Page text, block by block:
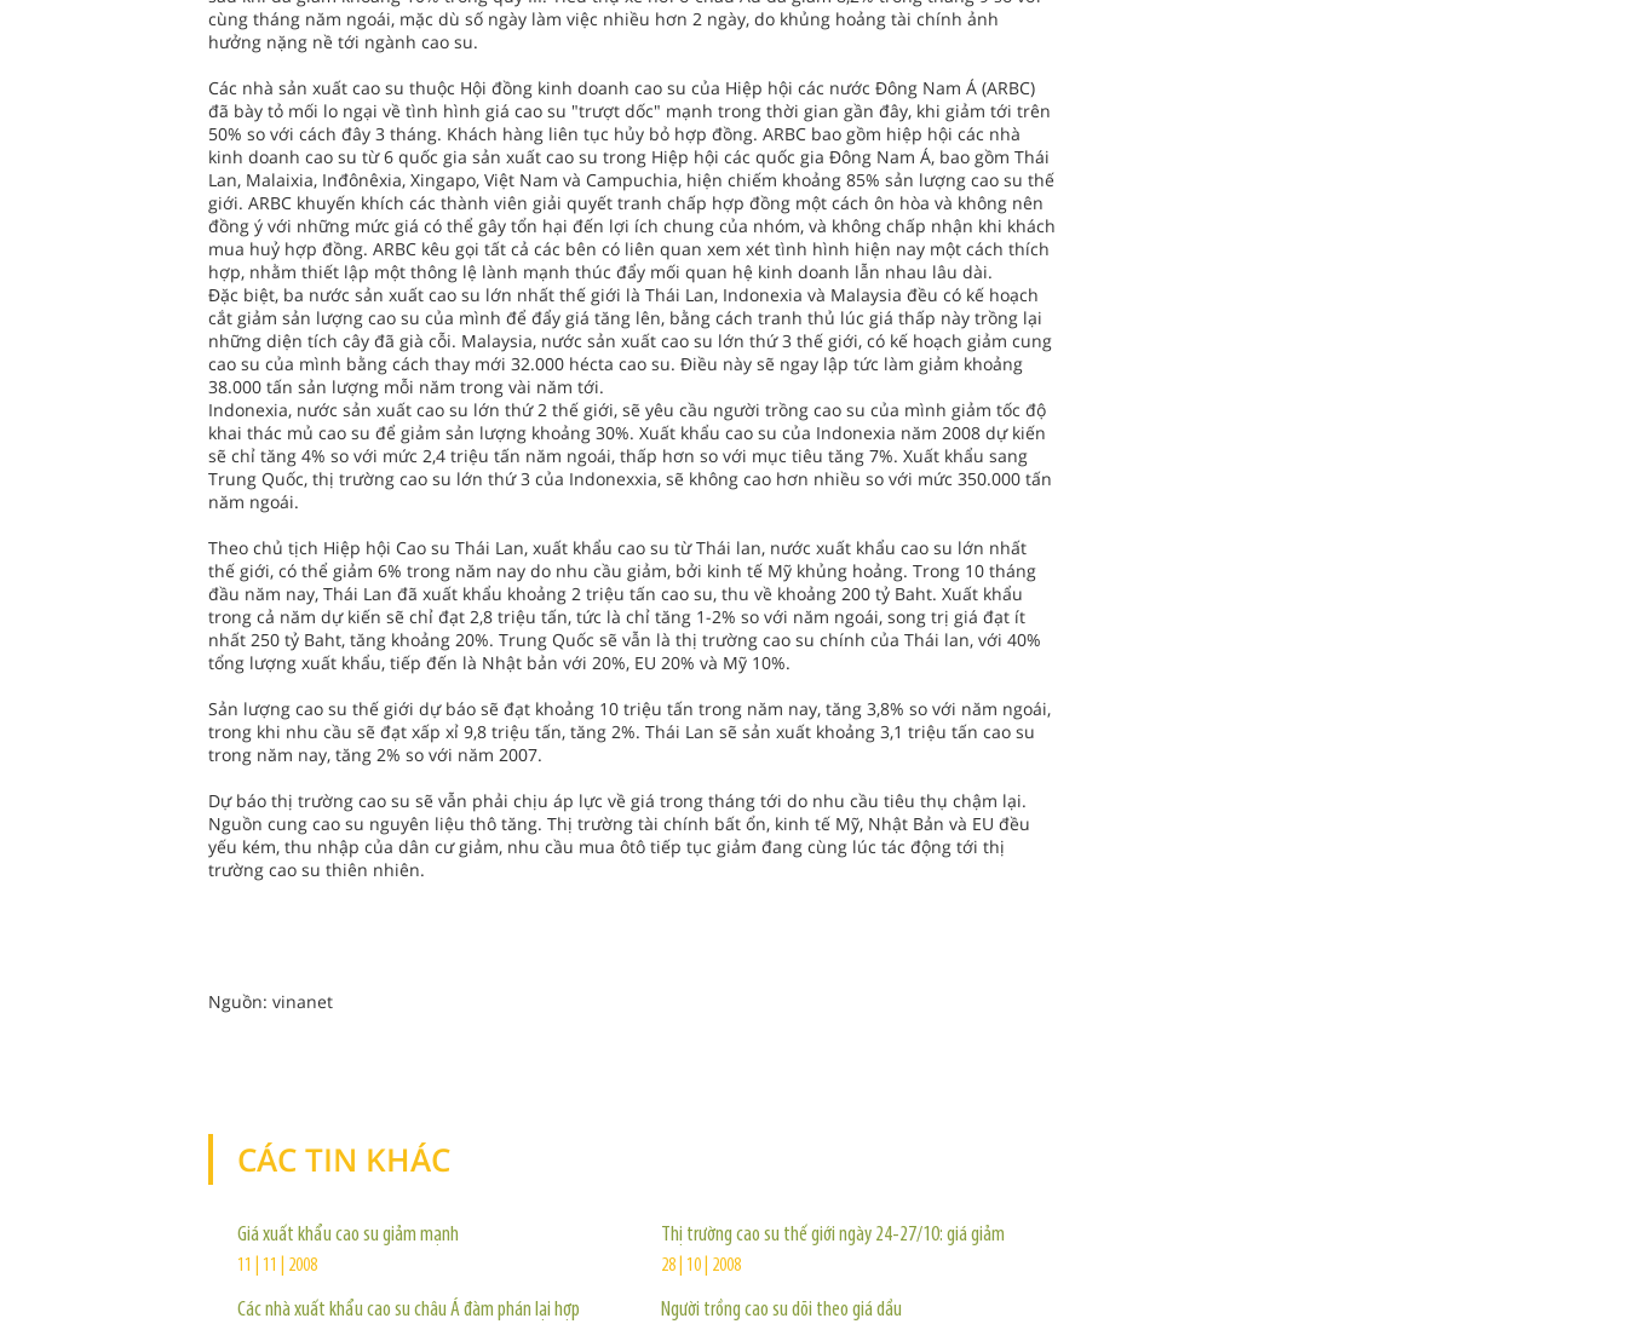
cùng tháng năm ngoái, mặc dù số ngày làm việc nhiều hơn 2 ngày, do khủng hoảng tài chính ảnh
hưởng nặng nề tới ngành cao su.
Các nhà sản xuất cao su thuộc Hội đồng kinh doanh cao su của Hiệp hội các nước Đông Nam Á (ARBC)
đã bày tỏ mối lo ngại về tình hình giá cao su "trượt dốc" mạnh trong thời gian gần đây, khi giảm tới trên
50% so với cách đây 3 tháng. Khách hàng liên tục hủy bỏ hợp đồng. ARBC bao gồm hiệp hội các nhà
kinh doanh cao su từ 6 quốc gia sản xuất cao su trong Hiệp hội các quốc gia Đông Nam Á, bao gồm Thái
Lan, Malaixia, Inđônêxia, Xingapo, Việt Nam và Campuchia, hiện chiếm khoảng 85% sản lượng cao su thế
giới. ARBC khuyến khích các thành viên giải quyết tranh chấp hợp đồng một cách ôn hòa và không nên
đồng ý với những mức giá có thể gây tổn hại đến lợi ích chung của nhóm, và không chấp nhận khi khách
mua huỷ hợp đồng. ARBC kêu gọi tất cả các bên có liên quan xem xét tình hình hiện nay một cách thích
hợp, nhằm thiết lập một thông lệ lành mạnh thúc đẩy mối quan hệ kinh doanh lẫn nhau lâu dài.
Đặc biệt, ba nước sản xuất cao su lớn nhất thế giới là Thái Lan, Indonexia và Malaysia đều có kế hoạch
cắt giảm sản lượng cao su của mình để đẩy giá tăng lên, bằng cách tranh thủ lúc giá thấp này trồng lại
những diện tích cây đã già cỗi. Malaysia, nước sản xuất cao su lớn thứ 3 thế giới, có kế hoạch giảm cung
cao su của mình bằng cách thay mới 32.000 hécta cao su. Điều này sẽ ngay lập tức làm giảm khoảng
38.000 tấn sản lượng mỗi năm trong vài năm tới.
Indonexia, nước sản xuất cao su lớn thứ 2 thế giới, sẽ yêu cầu người trồng cao su của mình giảm tốc độ
khai thác mủ cao su để giảm sản lượng khoảng 30%. Xuất khẩu cao su của Indonexia năm 2008 dự kiến
sẽ chỉ tăng 4% so với mức 2,4 triệu tấn năm ngoái, thấp hơn so với mục tiêu tăng 7%. Xuất khẩu sang
Trung Quốc, thị trường cao su lớn thứ 3 của Indonexxia, sẽ không cao hơn nhiều so với mức 350.000 tấn
năm ngoái.
Theo chủ tịch Hiệp hội Cao su Thái Lan, xuất khẩu cao su từ Thái lan, nước xuất khẩu cao su lớn nhất
thế giới, có thể giảm 6% trong năm nay do nhu cầu giảm, bởi kinh tế Mỹ khủng hoảng. Trong 10 tháng
đầu năm nay, Thái Lan đã xuất khẩu khoảng 2 triệu tấn cao su, thu về khoảng 200 tỷ Baht. Xuất khẩu
trong cả năm dự kiến sẽ chỉ đạt 2,8 triệu tấn, tức là chỉ tăng 1-2% so với năm ngoái, song trị giá đạt ít
nhất 250 tỷ Baht, tăng khoảng 20%. Trung Quốc sẽ vẫn là thị trường cao su chính của Thái lan, với 40%
tổng lượng xuất khẩu, tiếp đến là Nhật bản với 20%, EU 20% và Mỹ 10%.
Sản lượng cao su thế giới dự báo sẽ đạt khoảng 10 triệu tấn trong năm nay, tăng 3,8% so với năm ngoái,
trong khi nhu cầu sẽ đạt xấp xỉ 9,8 triệu tấn, tăng 2%. Thái Lan sẽ sản xuất khoảng 3,1 triệu tấn cao su
trong năm nay, tăng 2% so với năm 2007.
Dự báo thị trường cao su sẽ vẫn phải chịu áp lực về giá trong tháng tới do nhu cầu tiêu thụ chậm lại.
Nguồn cung cao su nguyên liệu thô tăng. Thị trường tài chính bất ổn, kinh tế Mỹ, Nhật Bản và EU đều
yếu kém, thu nhập của dân cư giảm, nhu cầu mua ôtô tiếp tục giảm đang cùng lúc tác động tới thị
trường cao su thiên nhiên.
Nguồn: vinanet
CÁC TIN KHÁC
Giá xuất khẩu cao su giảm mạnh
11 | 11 | 2008
Các nhà xuất khẩu cao su châu Á đàm phán lại hợp
Thị trường cao su thế giới ngày 24-27/10: giá giảm
28 | 10 | 2008
Người trồng cao su dõi theo giá dầu